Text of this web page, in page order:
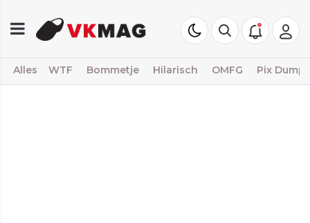
Alles WTF Bommetje Hilarisch OMFG Pix Dump